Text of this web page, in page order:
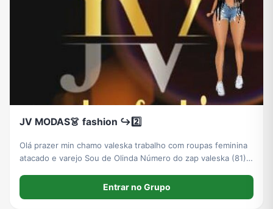
JV MODAS👗 fashion ↪2️⃣
Olá prazer min chamo valeska trabalho com roupas feminina
atacado e varejo Sou de Olinda Número do zap valeska (81)
Entrar no Grupo